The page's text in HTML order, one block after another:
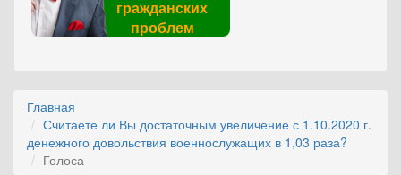
гражданских
проблем
Главная
Считаете ли Вы достаточным увеличение с 1.10.2020 г.
денежного довольствия военнослужащих в 1,03 раза?
Голоса